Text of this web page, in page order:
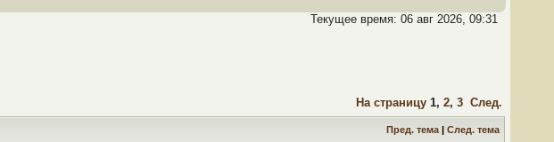
Текущее время: 06 авг 2026, 09:31
На страницу 1, 2, 3 След.
Пред. тема | След. тема